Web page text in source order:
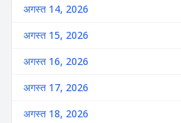
अगस्त 14, 2026
अगस्त 15, 2026
अगस्त 16, 2026
अगस्त 17, 2026
अगस्त 18, 2026